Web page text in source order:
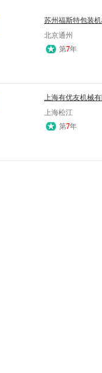
苏州福斯特包装
北京通州
第7年
上海有优友机械有
上海松江
第7年